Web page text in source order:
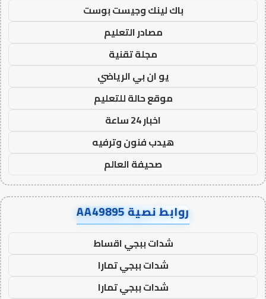
باك لينك وجيست بوست
مصادر التعليم
مجلة تقنية
يو ان بي الرياضي
موقع حالة للتعليم
اخبار 24 ساعة
هيدب فنون وترفيه
صحيفة العالم
روابط نصية AA49895
شدات ببجي اقساط
شدات ببجي تمارا
شدات ببجي تمارا